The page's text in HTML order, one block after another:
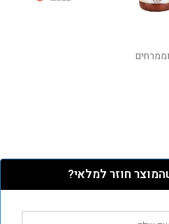
חוזר למלאי?